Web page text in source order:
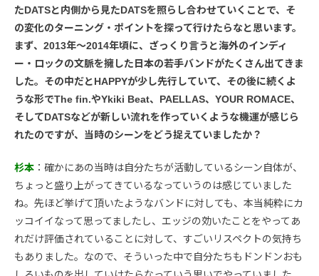
たDATSと内側から見たDATSを照らし合わせていくことで、そ
の変化のターニング・ポイントを探って行けたらなと思います。
まず、2013年〜2014年頃に、ざっくり言うと海外のインディ
ー・ロックの文脈を擁した日本の若手バンドがたくさん出てきま
した。その中だとHAPPYが少し先行していて、その後に続くよ
うな形でThe fin.やYkiki Beat、PAELLAS、YOUR ROMACE、
そしてDATSなどが新しい流れを作っていくような機運が感じら
れたのですが、当時のシーンをどう捉えていましたか？
杉本 ：確かにあの当時は自分たちが活動しているシーン自体が、
ちょっと盛り上がってきているなっていうのは感じていました
ね。先ほど挙げて頂いたようなバンドに対しても、本当純粋にカ
ッコイイなって思ってましたし、エッジの効いたことをやってあ
れだけ評価されていることに対して、すごいリスペクトの気持ち
もありました。なので、そういった中で自分たちもドンドンおも